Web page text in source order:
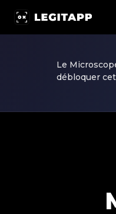
Microscope
Le
débloquer